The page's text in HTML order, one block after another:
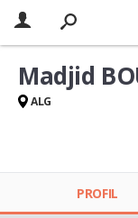
Madjid
ALG
PROFIL